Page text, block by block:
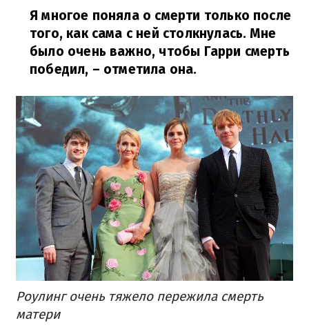
Я многое поняла о смерти только после
того, как сама с ней столкнулась. Мне
было очень важно, чтобы Гарри смерть
победил, – отметила она.
Роулинг очень тяжело пережила смерть
матери